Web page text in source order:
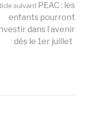
suivant PEAC : les
enfants pourront
dans l’avenir
dès le 1er juillet